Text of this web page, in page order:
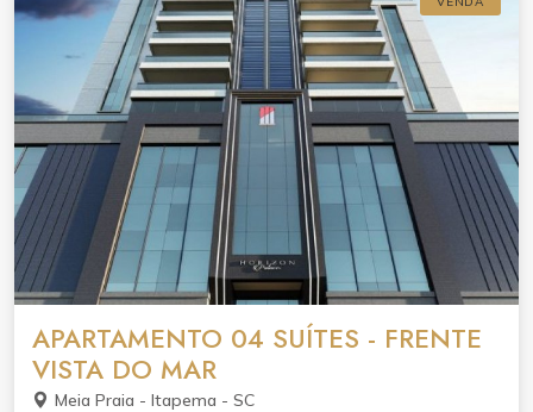
APARTAMENTO 04 SUÍTES - FRENTE
VISTA DO MAR
Meia Praia - Itapema - SC